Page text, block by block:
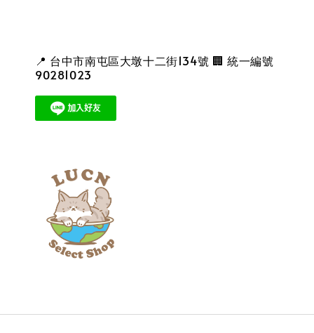
📍 台中市南屯區大墩十二街134號 🏢 統一編號
90281023